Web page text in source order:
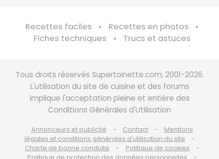
Recettes faciles
Recettes en photos
Fiches techniques
Trucs et astuces
Tous droits réservés Supertoinette.com, 2001-2026.
L'utilisation du site de cuisine et des forums
implique l'acceptation pleine et entière des
Conditions Générales d'Utilisation
Annonceurs et publicité Contact
Mentions
légales et conditions générales d'utilisation du site
Charte de bonne conduite
Politique de cookies